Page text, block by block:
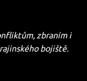
zbraním i
bojiště.